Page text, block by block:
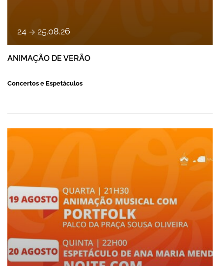
24 e 25.08.26
ANIMAÇÃO DE VERÃO
Concertos e Espetáculos
ANIMAÇÃO DE VERÃO